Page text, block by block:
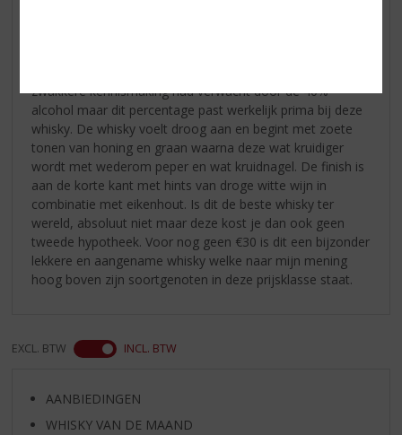
zwakkere kennismaking had verwacht door de 40%
alcohol maar dit percentage past werkelijk prima bij deze
whisky. De whisky voelt droog aan en begint met zoete
tonen van honing en graan waarna deze wat kruidiger
wordt met wederom peper en wat kruidnagel. De finish is
aan de korte kant met hints van droge witte wijn in
combinatie met eikenhout. Is dit de beste whisky ter
wereld, absoluut niet maar deze kost je dan ook geen
tweede hypotheek. Voor nog geen €30 is dit een bijzonder
lekkere en aangename whisky welke naar mijn mening
hoog boven zijn soortgenoten in deze prijsklasse staat.
EXCL. BTW INCL. BTW
AANBIEDINGEN
WHISKY VAN DE MAAND